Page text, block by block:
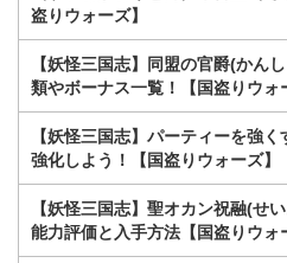
盗りウォーズ】
【妖怪三国志】同盟の官爵(かん
類やボーナス一覧！【国盗りウォ
【妖怪三国志】パーティーを強
強化しよう！【国盗りウォーズ】
【妖怪三国志】聖オカン祝融(せ
能力評価と入手方法【国盗りウォ